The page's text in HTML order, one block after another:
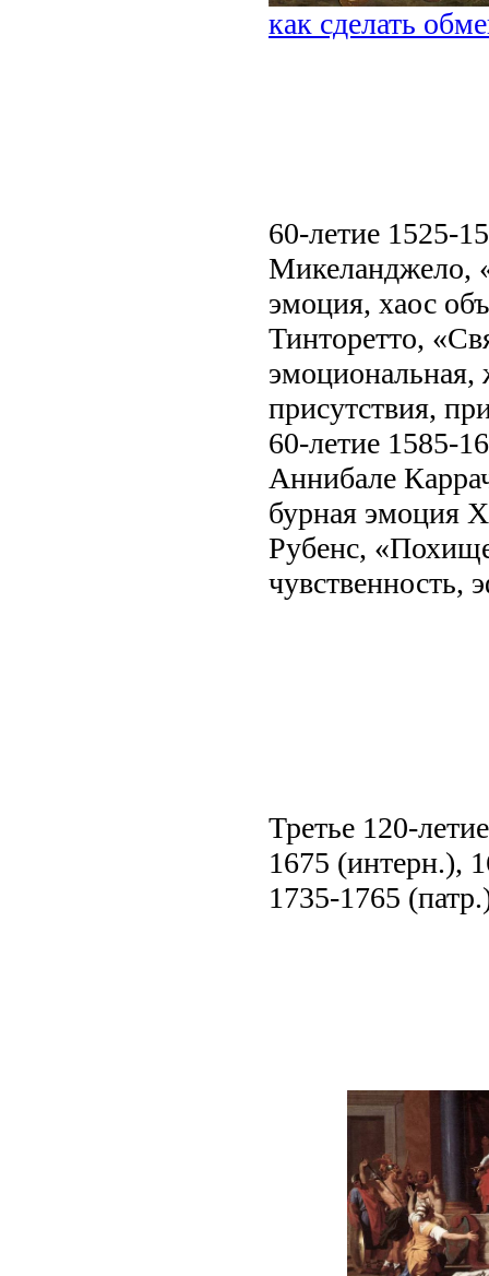
как сделать
60-летие 1525-
Микеланджело,
эмоция, хаос
Тинторетто,
присутствия,
60-летие 1585-
Аннибале
бурная эмоция
Рубенс,
чувственность,
Третье 120-
1675 (интерн.),
1735-1765